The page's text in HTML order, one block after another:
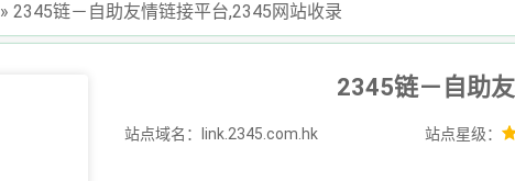
»2345链－自助友情链接平台,2345网站收录
2345链－自助
站点域名：link.2345.com.hk 站点星级：